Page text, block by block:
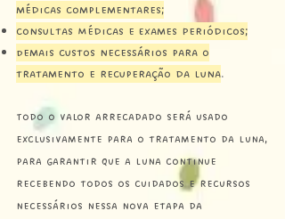
médicas complementares;
consultas Médicas e Exames Periódicos;
Demais custos necessários para o
tratamento e recuperação da Luna.
Todo o valor arrecadado será usado
exclusivamente para o tratamento da Luna,
para garantir que a Luna continue
recebendo todos os cuidados e recursos
necessários nessa nova etapa da